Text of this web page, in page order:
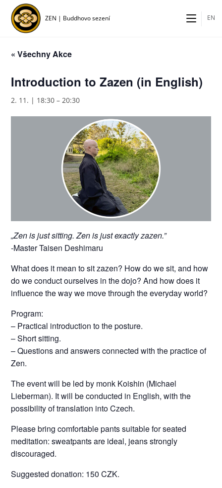
Přejít
obsahu
EN
ZEN | Buddhovo sezení
« Všechny Akce
Introduction to Zazen (in English)
2. 11. | 18:30 –20:30
„Zen is just sitting. Zen is just exactly zazen.”
-Master Taisen Deshimaru
What does it mean to sit zazen? How do we sit, and how
do we conduct ourselves in the dojo? And how does it
influence the way we move through the everyday world?
Program:
– Practical introduction to the posture.
– Short sitting.
– Questions and answers connected with the practice of
Zen.
The event will be led by monk Koishin (Michael
Lieberman). It will be conducted in English, with the
possibility of translation into Czech.
Please bring comfortable pants suitable for seated
meditation: sweatpants are ideal, jeans strongly
discouraged.
Suggested donation: 150 CZK.